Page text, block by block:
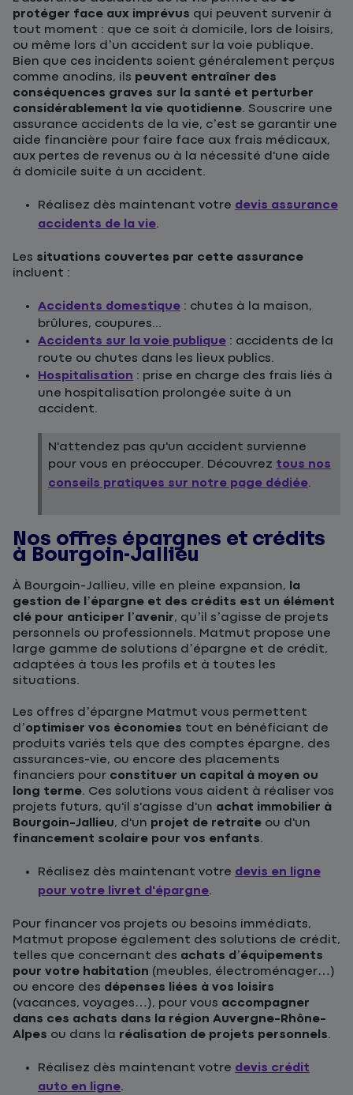
protéger face aux imprévus qui peuvent survenir à
tout moment : que ce soit à domicile, lors de loisirs,
ou même lors d’un accident sur la voie publique.
Bien que ces incidents soient généralement perçus
comme anodins, ils peuvent entraîner des
conséquences graves sur la santé et perturber
considérablement la vie quotidienne. Souscrire une
assurance accidents de la vie, c’est se garantir une
aide financière pour faire face aux frais médicaux,
aux pertes de revenus ou à la nécessité d'une aide
à domicile suite à un accident.
Réalisez dès maintenant votre devis assurance
accidents de la vie.
Les situations couvertes par cette assurance
incluent :
Accidents domestique : chutes à la maison,
brûlures, coupures...
Accidents sur la voie publique : accidents de la
route ou chutes dans les lieux publics.
Hospitalisation : prise en charge des frais liés à
une hospitalisation prolongée suite à un
accident.
N'attendez pas qu'un accident survienne
pour vous en préoccuper. Découvrez tous nos
conseils pratiques sur notre page dédiée.
Nos offres épargnes et crédits
à Bourgoin-Jallieu
À Bourgoin-Jallieu, ville en pleine expansion, la
gestion de l’épargne et des crédits est un élément
clé pour anticiper l’avenir, qu’il s’agisse de projets
personnels ou professionnels. Matmut propose une
large gamme de solutions d’épargne et de crédit,
adaptées à tous les profils et à toutes les
situations.
Les offres d’épargne Matmut vous permettent
d’optimiser vos économies tout en bénéficiant de
produits variés tels que des comptes épargne, des
assurances-vie, ou encore des placements
financiers pour constituer un capital à moyen ou
long terme. Ces solutions vous aident à réaliser vos
projets futurs, qu'il s'agisse d'un achat immobilier à
Bourgoin-Jallieu, d'un projet de retraite ou d'un
financement scolaire pour vos enfants.
Réalisez dès maintenant votre devis en ligne
pour votre livret d'épargne.
Pour financer vos projets ou besoins immédiats,
Matmut propose également des solutions de crédit,
telles que concernant des achats d’équipements
pour votre habitation (meubles, électroménager…)
ou encore des dépenses liées à vos loisirs
(vacances, voyages…), pour vous accompagner
dans ces achats dans la région Auvergne-Rhône-
Alpes ou dans la réalisation de projets personnels.
Réalisez dès maintenant votre devis crédit
auto en ligne.